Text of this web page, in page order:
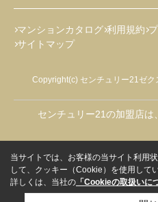
マンションカタログ 利用規約
サイトマップ
Copyright(c) センチュリー21ゼ
センチュリー21の加盟店は
当サイトでは、お客様の当サイト利用
して、クッキー（Cookie）を使用してい
詳しくは、当社の 「Cookieの取扱いに